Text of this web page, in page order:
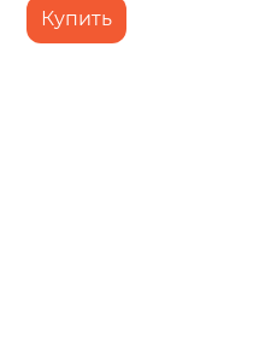
Купить